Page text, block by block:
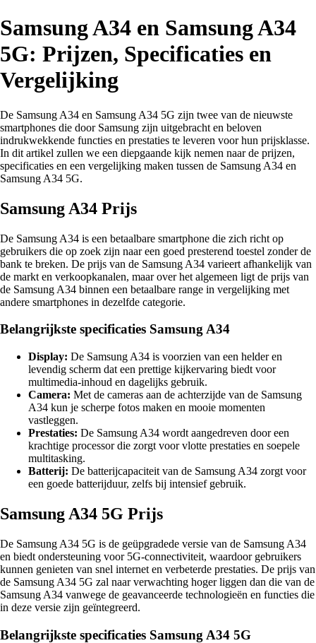
Samsung A34 en Samsung A34
5G: Prijzen, Specificaties en
Vergelijking
De Samsung A34 en Samsung A34 5G zijn twee van de nieuwste
smartphones die door Samsung zijn uitgebracht en beloven
indrukwekkende functies en prestaties te leveren voor hun prijsklasse.
In dit artikel zullen we een diepgaande kijk nemen naar de prijzen,
specificaties en een vergelijking maken tussen de Samsung A34 en
Samsung A34 5G.
Samsung A34 Prijs
De Samsung A34 is een betaalbare smartphone die zich richt op
gebruikers die op zoek zijn naar een goed presterend toestel zonder de
bank te breken. De prijs van de Samsung A34 varieert afhankelijk van
de markt en verkoopkanalen, maar over het algemeen ligt de prijs van
de Samsung A34 binnen een betaalbare range in vergelijking met
andere smartphones in dezelfde categorie.
Belangrijkste specificaties Samsung A34
Display: De Samsung A34 is voorzien van een helder en
levendig scherm dat een prettige kijkervaring biedt voor
multimedia-inhoud en dagelijks gebruik.
Camera: Met de cameras aan de achterzijde van de Samsung
A34 kun je scherpe fotos maken en mooie momenten
vastleggen.
Prestaties: De Samsung A34 wordt aangedreven door een
krachtige processor die zorgt voor vlotte prestaties en soepele
multitasking.
Batterij: De batterijcapaciteit van de Samsung A34 zorgt voor
een goede batterijduur, zelfs bij intensief gebruik.
Samsung A34 5G Prijs
De Samsung A34 5G is de geüpgradede versie van de Samsung A34
en biedt ondersteuning voor 5G-connectiviteit, waardoor gebruikers
kunnen genieten van snel internet en verbeterde prestaties. De prijs van
de Samsung A34 5G zal naar verwachting hoger liggen dan die van de
Samsung A34 vanwege de geavanceerde technologieën en functies die
in deze versie zijn geïntegreerd.
Belangrijkste specificaties Samsung A34 5G